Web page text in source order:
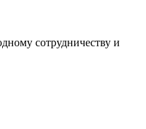
сотрудничеству и